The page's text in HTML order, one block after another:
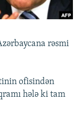
rəsmi
ofisindən
hələ ki tam